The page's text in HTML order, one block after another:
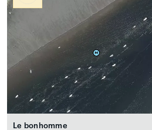
Le bonhomme